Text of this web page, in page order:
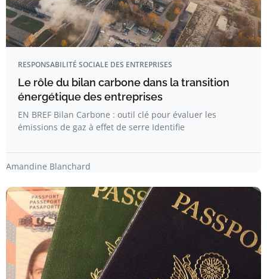
RESPONSABILITÉ SOCIALE DES ENTREPRISES
Le rôle du bilan carbone dans la transition
énergétique des entreprises
EN BREF Bilan Carbone : outil clé pour évaluer les
émissions de gaz à effet de serre Identifie
Amandine Blanchard